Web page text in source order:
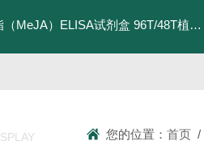
MeJA）ELISA试剂盒 96T/48T植物茉莉酸（JA）ELISA试剂盒
您的位置：首页 /